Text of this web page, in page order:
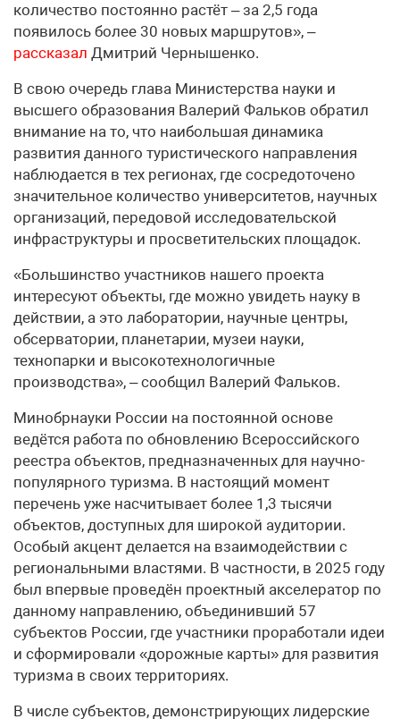
количество постоянно растёт – за 2,5 года
появилось более 30 новых маршрутов», –
рассказал Дмитрий Чернышенко.
В свою очередь глава Министерства науки и
высшего образования Валерий Фальков обратил
внимание на то, что наибольшая динамика
развития данного туристического направления
наблюдается в тех регионах, где сосредоточено
значительное количество университетов, научных
организаций, передовой исследовательской
инфраструктуры и просветительских площадок.
«Большинство участников нашего проекта
интересуют объекты, где можно увидеть науку в
действии, а это лаборатории, научные центры,
обсерватории, планетарии, музеи науки,
технопарки и высокотехнологичные
производства», – сообщил Валерий Фальков.
Минобрнауки России на постоянной основе
ведётся работа по обновлению Всероссийского
реестра объектов, предназначенных для научно-
популярного туризма. В настоящий момент
перечень уже насчитывает более 1,3 тысячи
объектов, доступных для широкой аудитории.
Особый акцент делается на взаимодействии с
региональными властями. В частности, в 2025 году
был впервые проведён проектный акселератор по
данному направлению, объединивший 57
субъектов России, где участники проработали идеи
и сформировали «дорожные карты» для развития
туризма в своих территориях.
В числе субъектов, демонстрирующих лидерские